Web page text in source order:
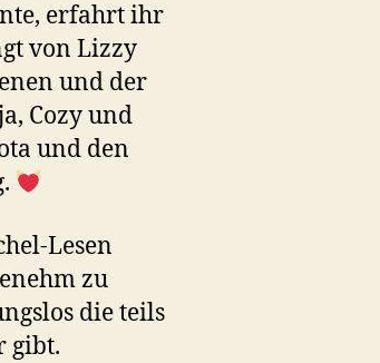
erfahrt ihr
von Lizzy
und der
Cozy und
und den
Lesen
zu
die teils
gibt.